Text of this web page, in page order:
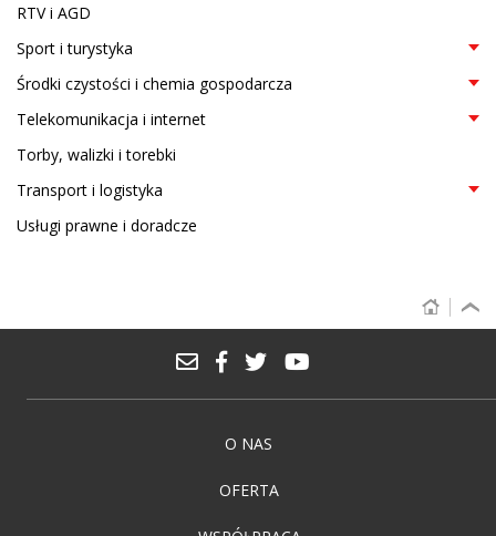
RTV i AGD
Sport i turystyka
Środki czystości i chemia gospodarcza
Telekomunikacja i internet
Torby, walizki i torebki
Transport i logistyka
Usługi prawne i doradcze
O NAS
OFERTA